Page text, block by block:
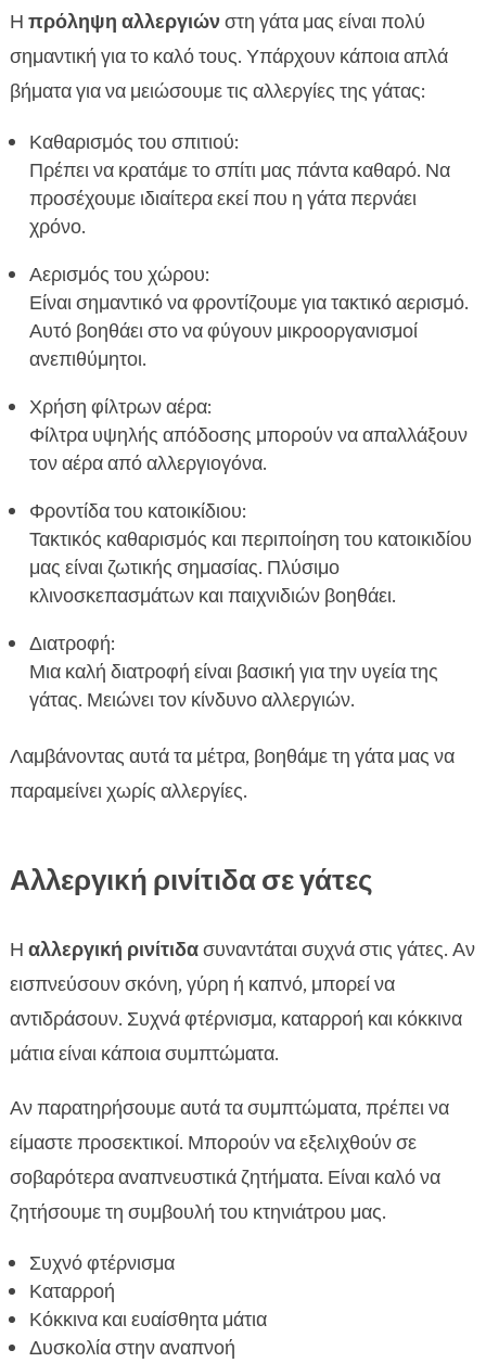
Η πρόληψη αλλεργιώνστη γάτα μας είναι πολύ
σημαντική για το καλό τους. Υπάρχουν κάποια απλά
βήματα για να μειώσουμε τις αλλεργίες της γάτας:
Καθαρισμός του σπιτιού:
Πρέπει να κρατάμε το σπίτι μας πάντα καθαρό. Να
προσέχουμε ιδιαίτερα εκεί που η γάτα περνάει
χρόνο.
Αερισμός του χώρου:
Είναι σημαντικό να φροντίζουμε για τακτικό αερισμό.
Αυτό βοηθάει στο να φύγουν μικροοργανισμοί
ανεπιθύμητοι.
Χρήση φίλτρων αέρα:
Φίλτρα υψηλής απόδοσης μπορούν να απαλλάξουν
τον αέρα από αλλεργιογόνα.
Φροντίδα του κατοικίδιου:
Τακτικός καθαρισμός και περιποίηση του κατοικιδίου
μας είναι ζωτικής σημασίας. Πλύσιμο
κλινοσκεπασμάτων και παιχνιδιών βοηθάει.
Διατροφή:
Μια καλή διατροφή είναι βασική για την υγεία της
γάτας. Μειώνει τον κίνδυνο αλλεργιών.
Λαμβάνοντας αυτά τα μέτρα, βοηθάμε τη γάτα μας να
παραμείνει χωρίς αλλεργίες.
Αλλεργική ρινίτιδα σε γάτες
Η αλλεργική ρινίτιδασυναντάται συχνά στις γάτες. Αν
εισπνεύσουν σκόνη, γύρη ή καπνό, μπορεί να
αντιδράσουν. Συχνά φτέρνισμα, καταρροή και κόκκινα
μάτια είναι κάποια συμπτώματα.
Αν παρατηρήσουμε αυτά τα συμπτώματα, πρέπει να
είμαστε προσεκτικοί. Μπορούν να εξελιχθούν σε
σοβαρότερα αναπνευστικά ζητήματα. Είναι καλό να
ζητήσουμε τη συμβουλή του κτηνιάτρου μας.
Συχνό φτέρνισμα
Καταρροή
Κόκκινα και ευαίσθητα μάτια
Δυσκολία στην αναπνοή